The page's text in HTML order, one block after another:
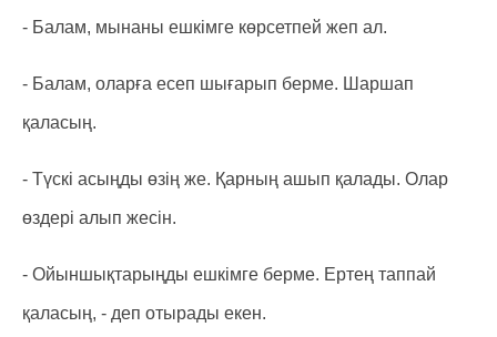
- Балам, мынаны ешкімге көрсетпей жеп ал.
- Балам, оларға есеп шығарып берме. Шаршап
қаласың.
- Түскі асыңды өзің же. Қарның ашып қалады. Олар
өздері алып жесін.
- Ойыншықтарыңды ешкімге берме. Ертең таппай
қаласың, - деп отырады екен.